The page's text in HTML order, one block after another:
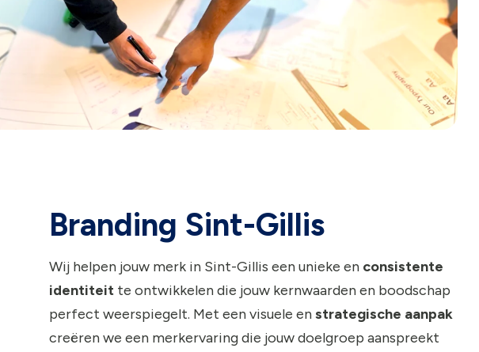
Branding Sint-Gillis
Wij helpen jouw merk in Sint-Gillis een unieke en consistente
identiteit te ontwikkelen die jouw kernwaarden en boodschap
perfect weerspiegelt. Met een visuele enstrategische aanpak
creëren we een merkervaring die jouw doelgroep aanspreekt